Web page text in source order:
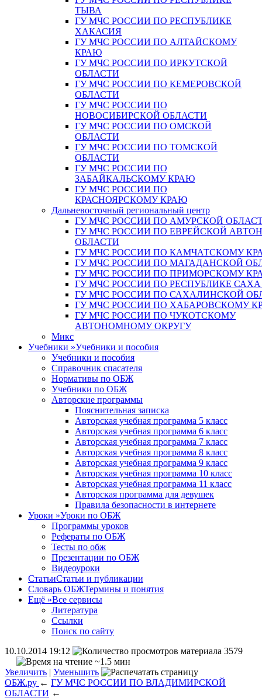
ТЫВА
ГУ МЧС РОССИИ ПО РЕСПУБЛИКЕ
ХАКАСИЯ
ГУ МЧС РОССИИ ПО АЛТАЙСКОМУ
КРАЮ
ГУ МЧС РОССИИ ПО ИРКУТСКОЙ
ОБЛАСТИ
ГУ МЧС РОССИИ ПО КЕМЕРОВСКОЙ
ОБЛАСТИ
ГУ МЧС РОССИИ ПО
НОВОСИБИРСКОЙ ОБЛАСТИ
ГУ МЧС РОССИИ ПО ОМСКОЙ
ОБЛАСТИ
ГУ МЧС РОССИИ ПО ТОМСКОЙ
ОБЛАСТИ
ГУ МЧС РОССИИ ПО
ЗАБАЙКАЛЬСКОМУ КРАЮ
ГУ МЧС РОССИИ ПО
КРАСНОЯРСКОМУ КРАЮ
Дальневосточный региональный центр
ГУ МЧС РОССИИ ПО АМУРСКОЙ
ГУ МЧС РОССИИ ПО ЕВРЕЙСКОЙ
ОБЛАСТИ
ГУ МЧС РОССИИ ПО КАМЧАТСКОМУ
ГУ МЧС РОССИИ ПО МАГАДАНСКОЙ
ГУ МЧС РОССИИ ПО ПРИМОРСКОМУ
ГУ МЧС РОССИИ ПО РЕСПУБЛИКЕ
ГУ МЧС РОССИИ ПО САХАЛИНСКОЙ
ГУ МЧС РОССИИ ПО ХАБАРОВСКОМУ
ГУ МЧС РОССИИ ПО ЧУКОТСКОМУ
АВТОНОМНОМУ ОКРУГУ
Микс
Учебники »Учебники и пособия
Учебники и пособия
Справочник спасателя
Нормативы по ОБЖ
Учебники по ОБЖ
Авторские программы
Пояснительная записка
Авторская учебная программа 5 класс
Авторская учебная программа 6 класс
Авторская учебная программа 7 класс
Авторская учебная программа 8 класс
Авторская учебная программа 9 класс
Авторская учебная программа 10 класс
Авторская учебная программа 11 класс
Авторская программа для девушек
Правила безопасности в интернете
Уроки »Уроки по ОБЖ
Программы уроков
Рефераты по ОБЖ
Тесты по обж
Презентации по ОБЖ
Видеоуроки
СтатьиСтатьи и публикации
Словарь ОБЖТермины и понятия
Ещё »Все сервисы
Литература
Ссылки
Поиск по сайту
10.10.2014 19:12
3579
~1.5 мин
Увеличить | Уменьшить
ОБЖ.ру ← ГУ МЧС РОССИИ ПО ВЛАДИМИРСКОЙ
ОБЛАСТИ ←